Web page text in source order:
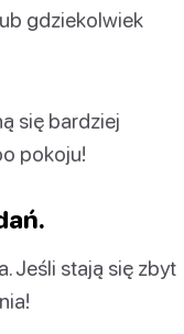
gdziekolwiek
się bardziej
pokoju!
Jeśli stają się zbyt